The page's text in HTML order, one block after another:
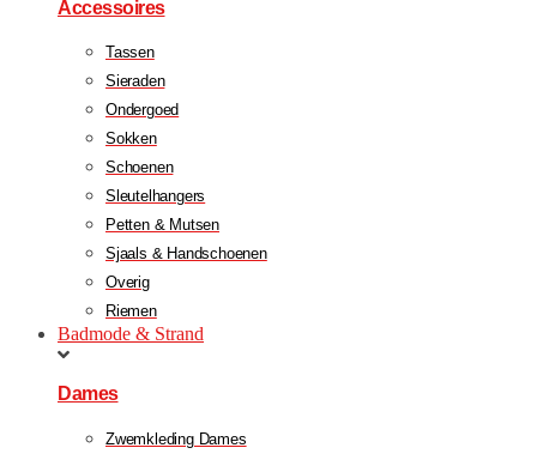
Accessoires
Tassen
Sieraden
Ondergoed
Sokken
Schoenen
Sleutelhangers
Petten & Mutsen
Sjaals & Handschoenen
Overig
Riemen
Badmode & Strand
Dames
Zwemkleding Dames